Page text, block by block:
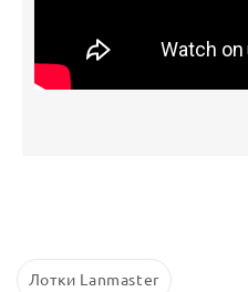
Лотки Lanmaster